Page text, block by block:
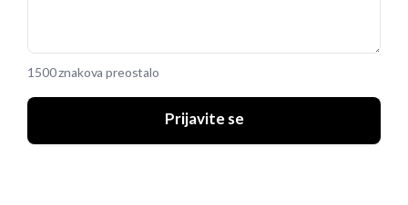
1500 znakova preostalo
Prijavite se